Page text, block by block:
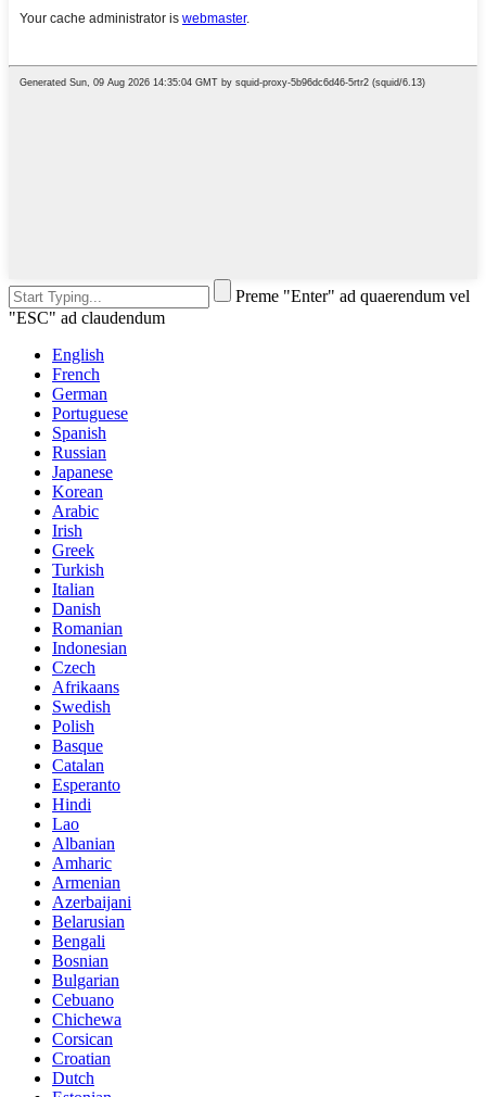
Preme "Enter" ad quaerendum vel
"ESC" ad claudendum
English
French
German
Portuguese
Spanish
Russian
Japanese
Korean
Arabic
Irish
Greek
Turkish
Italian
Danish
Romanian
Indonesian
Czech
Afrikaans
Swedish
Polish
Basque
Catalan
Esperanto
Hindi
Lao
Albanian
Amharic
Armenian
Azerbaijani
Belarusian
Bengali
Bosnian
Bulgarian
Cebuano
Chichewa
Corsican
Croatian
Dutch